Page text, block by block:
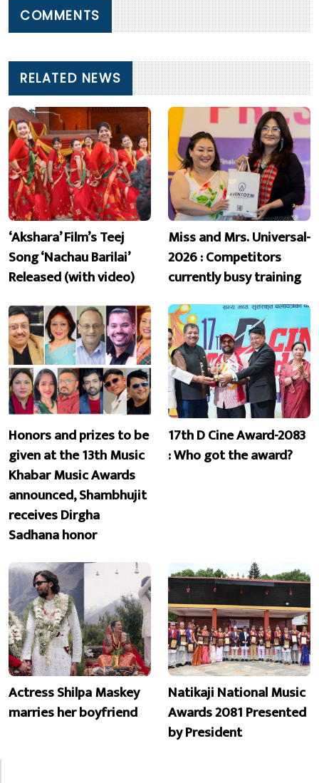
COMMENTS
RELATED NEWS
‘Akshara’ Film’s Teej
Song ‘Nachau Barilai’
Released (with video)
Miss and Mrs. Universal-
2026 : Competitors
currently busy training
Honors and prizes to be
given at the 13th Music
Khabar Music Awards
announced, Shambhujit
receives Dirgha
Sadhana honor
17th D Cine Award-2083
: Who got the award?
Actress Shilpa Maskey
marries her boyfriend
Natikaji National Music
Awards 2081 Presented
by President